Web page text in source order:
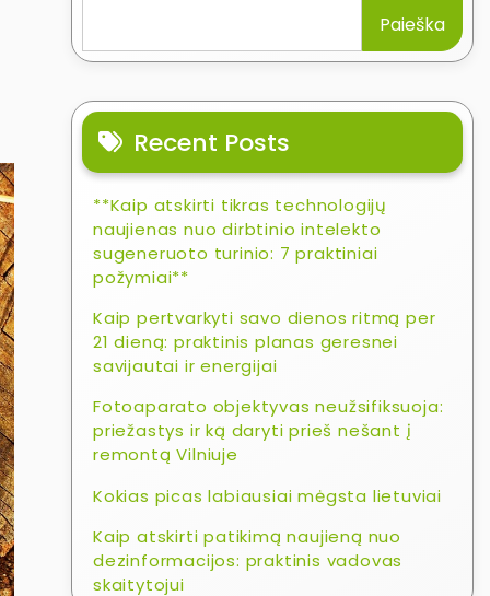
Paieška
Recent Posts
**Kaip atskirti tikras technologijų
naujienas nuo dirbtinio intelekto
sugeneruoto turinio: 7 praktiniai
požymiai**
Kaip pertvarkyti savo dienos ritmą per
21 dieną: praktinis planas geresnei
savijautai ir energijai
Fotoaparato objektyvas neužsifiksuoja:
priežastys ir ką daryti prieš nešant į
remontą Vilniuje
Kokias picas labiausiai mėgsta lietuviai
Kaip atskirti patikimą naujieną nuo
dezinformacijos: praktinis vadovas
skaitytojui